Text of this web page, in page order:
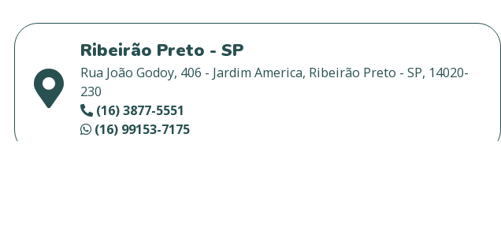
Ribeirão Preto - SP
Rua João Godoy, 406 - Jardim America, Ribeirão Preto - SP, 14020-
230
(16) 3877-5551
(16) 99153-7175